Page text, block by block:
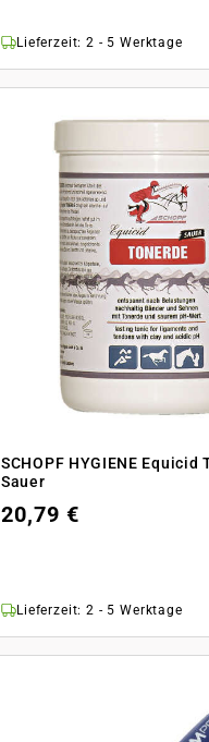
Lieferzeit: 2 - 5 Werktage
SCHOPF HYGIENE Equicid
Sauer
20,79 €
Lieferzeit: 2 - 5 Werktage